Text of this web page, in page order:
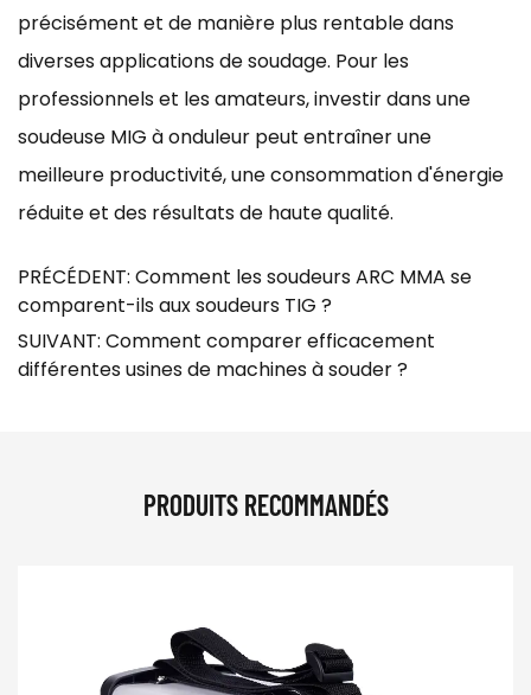
précisément et de manière plus rentable dans
diverses applications de soudage. Pour les
professionnels et les amateurs, investir dans une
soudeuse MIG à onduleur peut entraîner une
meilleure productivité, une consommation d'énergie
réduite et des résultats de haute qualité.
PRÉCÉDENT: Comment les soudeurs ARC MMA se
comparent-ils aux soudeurs TIG ?
SUIVANT: Comment comparer efficacement
différentes usines de machines à souder ?
PRODUITS RECOMMANDÉS